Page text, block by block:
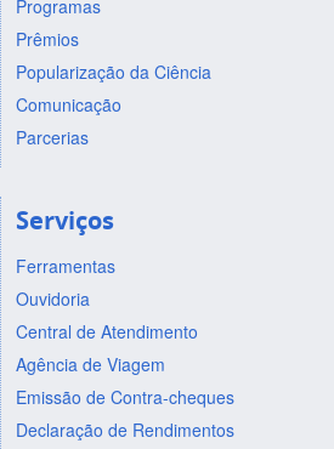
Programas
Prêmios
Popularização da Ciência
Comunicação
Parcerias
Serviços
Ferramentas
Ouvidoria
Central de Atendimento
Agência de Viagem
Emissão de Contra-cheques
Declaração de Rendimentos